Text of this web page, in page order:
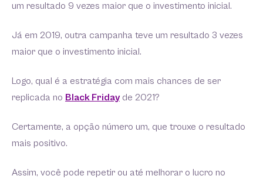
um resultado 9 vezes maior que o investimento inicial.
Já em 2019, outra campanha teve um resultado 3 vezes
maior que o investimento inicial.
Logo, qual é a estratégia com mais chances de ser
replicada no Black Fridayde 2021?
Certamente, a opção número um, que trouxe o resultado
mais positivo.
Assim, você pode repetir ou até melhorar o lucro no